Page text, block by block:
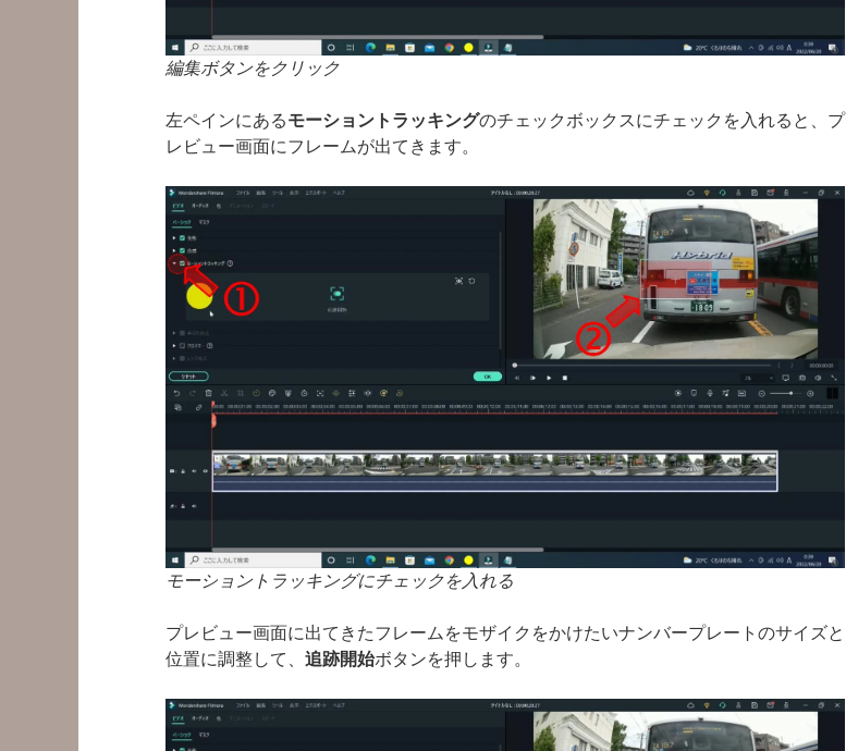
編集ボタンをクリック
左ペインにあるモーショントラッキングのチェックボックスにチェックを入れると、プ
レビュー画面にフレームが出てきます。
モーショントラッキングにチェックを入れる
プレビュー画面に出てきたフレームをモザイクをかけたいナンバープレートのサイズと
位置に調整して、 追跡開始ボタンを押します。